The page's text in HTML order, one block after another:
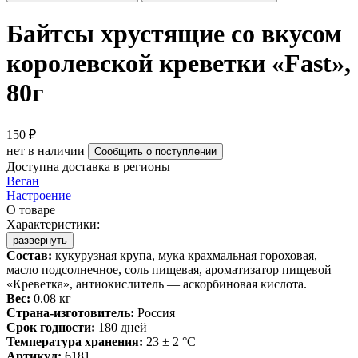
Байтсы хрустящие со вкусом
королевской креветки «Fast»,
80г
150 ₽
нет в наличии
Сообщить о поступлении
Доступна доставка в регионы
Веган
Настроение
О товаре
Характеристики:
развернуть
Состав: кукурузная крупа, мука крахмальная гороховая,
масло подсолнечное, соль пищевая, ароматизатор пищевой
«Креветка», антиокислитель — аскорбиновая кислота.
Вес: 0.08 кг
Страна-изготовитель: Россия
Срок годности: 180 дней
Температура хранения: 23 ± 2 °C